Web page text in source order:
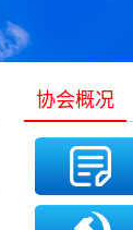
协会概况